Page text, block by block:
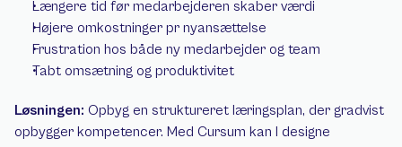
Længere tid før medarbejderen skaber værdi
Højere omkostninger pr nyansættelse
Frustration hos både ny medarbejder og team
Tabt omsætning og produktivitet
Løsningen: Opbyg en struktureret læringsplan, der gradvist
opbygger kompetencer. Med Cursum kan I designe